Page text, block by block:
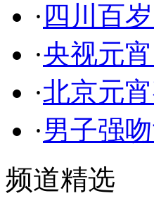
· 四川百
·央视元
·北京元
·男子强
频道精选